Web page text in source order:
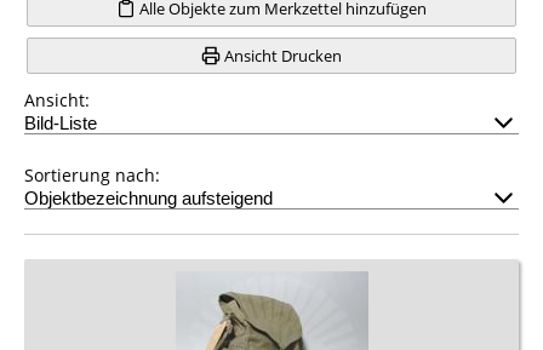
Alle Objekte zum Merkzettel hinzufügen
Ansicht Drucken
Ansicht:
Sortierung nach: